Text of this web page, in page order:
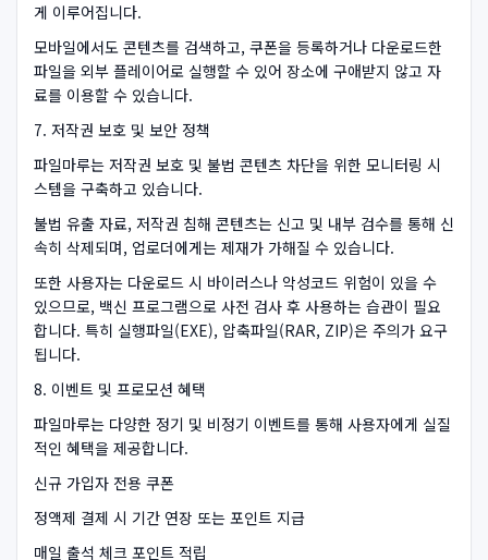
게 이루어집니다.
모바일에서도 콘텐츠를 검색하고, 쿠폰을 등록하거나 다운로드한
파일을 외부 플레이어로 실행할 수 있어 장소에 구애받지 않고 자
료를 이용할 수 있습니다.
7. 저작권 보호 및 보안 정책
파일마루는 저작권 보호 및 불법 콘텐츠 차단을 위한 모니터링 시
스템을 구축하고 있습니다.
불법 유출 자료, 저작권 침해 콘텐츠는 신고 및 내부 검수를 통해 신
속히 삭제되며, 업로더에게는 제재가 가해질 수 있습니다.
또한 사용자는 다운로드 시 바이러스나 악성코드 위험이 있을 수
있으므로, 백신 프로그램으로 사전 검사 후 사용하는 습관이 필요
합니다. 특히 실행파일(EXE), 압축파일(RAR, ZIP)은 주의가 요구
됩니다.
8. 이벤트 및 프로모션 혜택
파일마루는 다양한 정기 및 비정기 이벤트를 통해 사용자에게 실질
적인 혜택을 제공합니다.
신규 가입자 전용 쿠폰
정액제 결제 시 기간 연장 또는 포인트 지급
매일 출석 체크 포인트 적립